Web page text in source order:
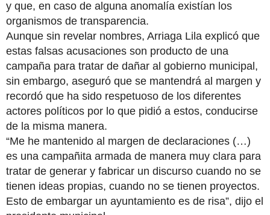
y que, en caso de alguna anomalía existían los
organismos de transparencia.
Aunque sin revelar nombres, Arriaga Lila explicó que
estas falsas acusaciones son producto de una
campaña para tratar de dañar al gobierno municipal,
sin embargo, aseguró que se mantendrá al margen y
recordó que ha sido respetuoso de los diferentes
actores políticos por lo que pidió a estos, conducirse
de la misma manera.
“Me he mantenido al margen de declaraciones (…)
es una campañita armada de manera muy clara para
tratar de generar y fabricar un discurso cuando no se
tienen ideas propias, cuando no se tienen proyectos.
Esto de embargar un ayuntamiento es de risa”, dijo el